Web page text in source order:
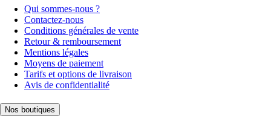
Qui sommes-nous ?
Contactez-nous
Conditions générales de vente
Retour & remboursement
Mentions légales
Moyens de paiement
Tarifs et options de livraison
Avis de confidentialité
Nos boutiques